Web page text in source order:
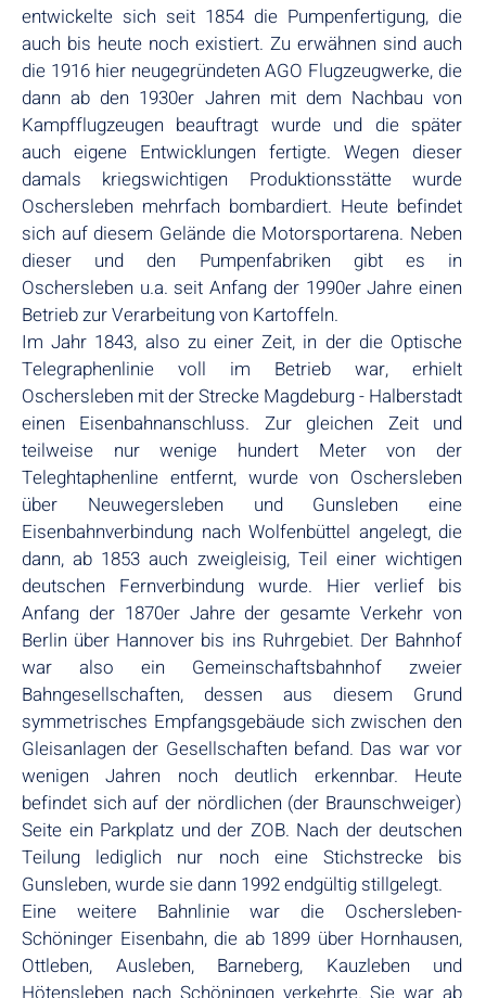
entwickelte sich seit 1854 die Pumpenfertigung, die
auch bis heute noch existiert. Zu erwähnen sind auch
die 1916 hier neugegründeten AGO Flugzeugwerke, die
dann ab den 1930er Jahren mit dem Nachbau von
Kampfflugzeugen beauftragt wurde und die später
auch eigene Entwicklungen fertigte. Wegen dieser
damals kriegswichtigen Produktionsstätte wurde
Oschersleben mehrfach bombardiert. Heute befindet
sich auf diesem Gelände die Motorsportarena. Neben
dieser und den Pumpenfabriken gibt es in
Oschersleben u.a. seit Anfang der 1990er Jahre einen
Betrieb zur Verarbeitung von Kartoffeln.
Im Jahr 1843, also zu einer Zeit, in der die Optische
Telegraphenlinie voll im Betrieb war, erhielt
Oschersleben mit der Strecke Magdeburg - Halberstadt
einen Eisenbahnanschluss. Zur gleichen Zeit und
teilweise nur wenige hundert Meter von der
Teleghtaphenline entfernt, wurde von Oschersleben
über Neuwegersleben und Gunsleben eine
Eisenbahnverbindung nach Wolfenbüttel angelegt, die
dann, ab 1853 auch zweigleisig, Teil einer wichtigen
deutschen Fernverbindung wurde. Hier verlief bis
Anfang der 1870er Jahre der gesamte Verkehr von
Berlin über Hannover bis ins Ruhrgebiet. Der Bahnhof
war also ein Gemeinschaftsbahnhof zweier
Bahngesellschaften, dessen aus diesem Grund
symmetrisches Empfangsgebäude sich zwischen den
Gleisanlagen der Gesellschaften befand. Das war vor
wenigen Jahren noch deutlich erkennbar. Heute
befindet sich auf der nördlichen (der Braunschweiger)
Seite ein Parkplatz und der ZOB. Nach der deutschen
Teilung lediglich nur noch eine Stichstrecke bis
Gunsleben, wurde sie dann 1992 endgültig stillgelegt.
Eine weitere Bahnlinie war die Oschersleben-
Schöninger Eisenbahn, die ab 1899 über Hornhausen,
Ottleben, Ausleben, Barneberg, Kauzleben und